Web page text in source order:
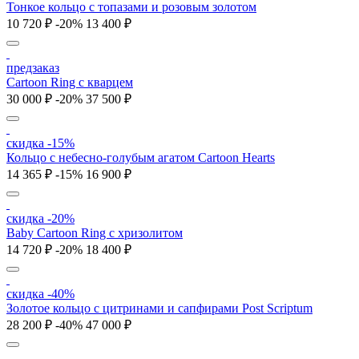
Тонкое кольцо с топазами и розовым золотом
10 720 ₽ -20% 13 400 ₽
предзаказ
Cartoon Ring с кварцем
30 000 ₽ -20% 37 500 ₽
скидка -15%
Кольцо c небесно-голубым агатом Cartoon Hearts
14 365 ₽ -15% 16 900 ₽
скидка -20%
Baby Cartoon Ring с хризолитом
14 720 ₽ -20% 18 400 ₽
скидка -40%
Золотое кольцо с цитринами и сапфирами Post Scriptum
28 200 ₽ -40% 47 000 ₽